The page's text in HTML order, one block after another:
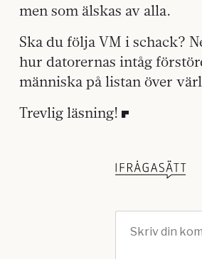
men som älskas av alla.
Ska du följa VM i schack?
hur datorernas intåg
människa på listan över
Trevlig läsning!